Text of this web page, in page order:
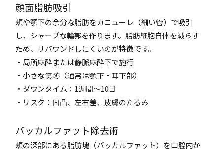
顔面脂肪吸引
頬や顎下の余分な脂肪をカニューレ（細い管）で吸引
し、シャープな輪郭を作ります。脂肪細胞自体を減らす
ため、リバウンドしにくいのが特徴です。
・局所麻酔または静脈麻酔下で施行
・小さな傷跡（通常は顎下・耳下部）
・ダウンタイム：1週間～10日
・リスク：凹凸、左右差、皮膚のたるみ
バッカルファット除去術
頬の深部にある脂肪塊（バッカルファット）を口腔内か